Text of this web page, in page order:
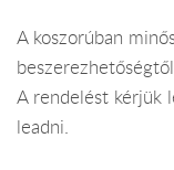
A koszorúban
A rendelést kérjük
leadni.